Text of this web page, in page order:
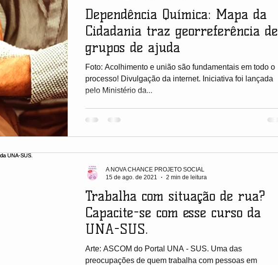
Dependência Química: Mapa da
Cidadania traz georreferência de
grupos de ajuda
Foto: Acolhimento e união são fundamentais em todo o
processo! Divulgação da internet. Iniciativa foi lançada
pelo Ministério da...
Trabalha com situação de rua?
Capacite-se com esse curso da
UNA-SUS.
Arte: ASCOM do Portal UNA - SUS. Uma das
preocupações de quem trabalha com pessoas em
A NOVA CHANCE PROJETO SOCIAL
15 de ago. de 2021
2 min de leitura